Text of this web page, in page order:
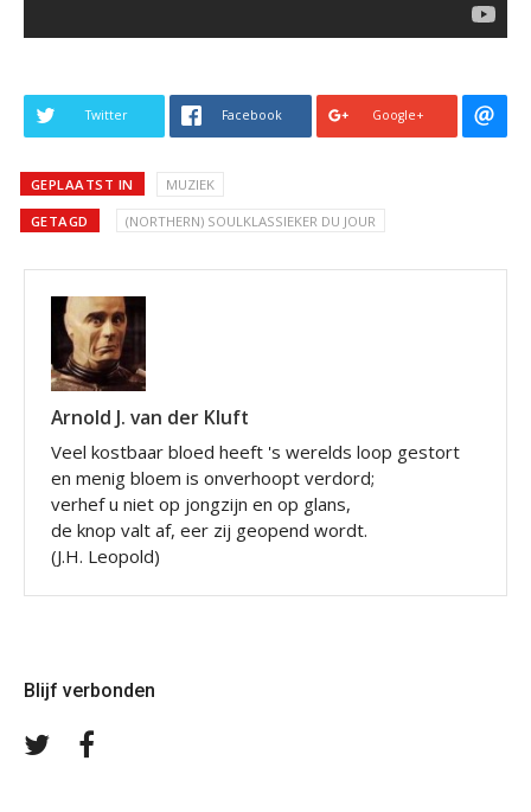
Twitter Facebook Google+
GEPLAATST IN MUZIEK
GETAGD (NORTHERN) SOULKLASSIEKER DU JOUR
Arnold J. van der Kluft
Veel kostbaar bloed heeft 's werelds loop gestort
en menig bloem is onverhoopt verdord;
verhef u niet op jongzijn en op glans,
de knop valt af, eer zij geopend wordt.
(J.H. Leopold)
Blijf verbonden
Volg